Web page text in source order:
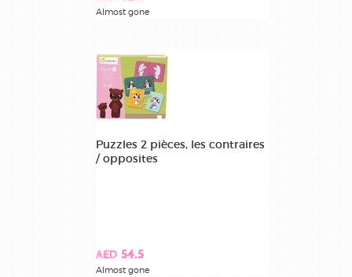
Almost gone
Puzzles 2 pièces, les contraires
/ opposites
AED 54.5
Almost gone